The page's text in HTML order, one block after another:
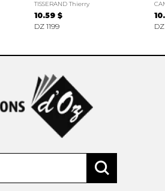
TISSERAND Thierry
10.59 $
DZ 1199